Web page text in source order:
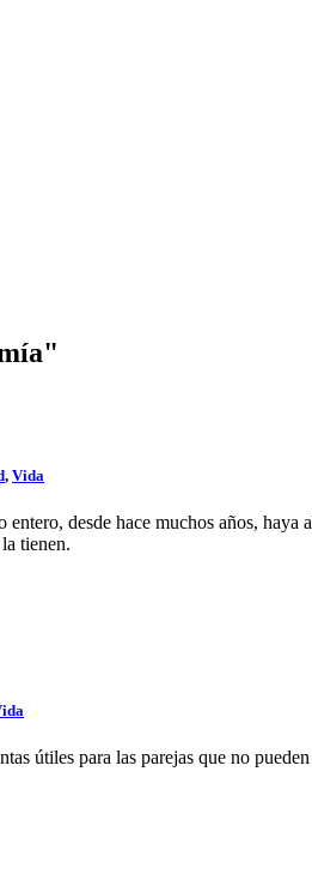
, Vida
desde hace muchos años,
tienen.
útiles para las parejas que no